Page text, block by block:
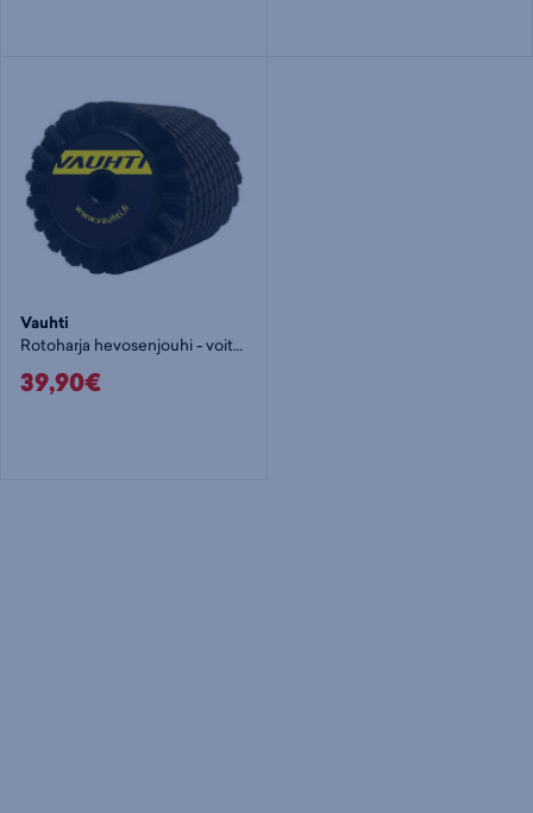
Vauhti
Rotoharja hevosenjouhi - voiteluharja
39,90€